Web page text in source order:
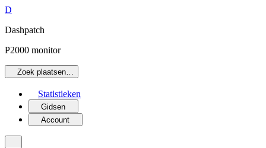
D
Dashpatch
P2000 monitor
Zoek plaatsen…
Statistieken
Gidsen
Account